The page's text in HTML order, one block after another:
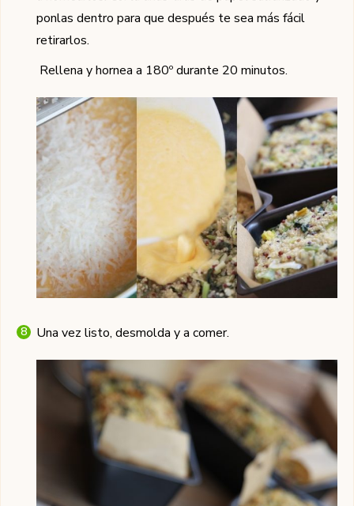
ponlas dentro para que después te sea más fácil
retirarlos.
Rellena y hornea a 180º durante 20 minutos.
Una vez listo, desmolda y a comer.